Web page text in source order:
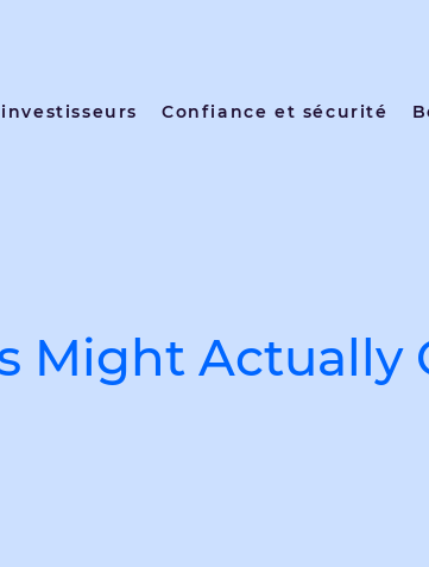
Confiance et sécurité
Might Actually